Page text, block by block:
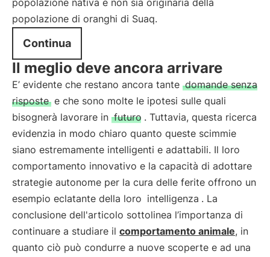
popolazione nativa e non sia originaria della
popolazione di oranghi di Suaq.
Continua
Il meglio deve ancora arrivare
E’ evidente che restano ancora tante domande senza
risposte e che sono molte le ipotesi sulle quali
bisognerà lavorare in futuro . Tuttavia, questa ricerca
evidenzia in modo chiaro quanto queste scimmie
siano estremamente intelligenti e adattabili. Il loro
comportamento innovativo e la capacità di adottare
strategie autonome per la cura delle ferite offrono un
esempio eclatante della loro intelligenza . La
conclusione dell'articolo sottolinea l’importanza di
continuare a studiare il comportamento animale, in
quanto ciò può condurre a nuove scoperte e ad una